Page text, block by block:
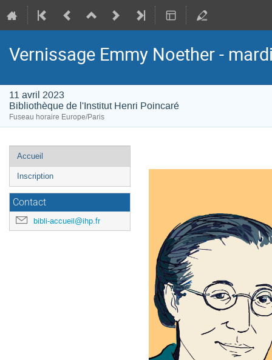
Vernissage Emmy Noether -
11 avril 2023
Bibliothèque de l'Institut Henri Poincaré
Fuseau horaire Europe/Paris
Menu
de
l'événement
Accueil
Inscription
Contact
bibli-accueil@ihp.fr